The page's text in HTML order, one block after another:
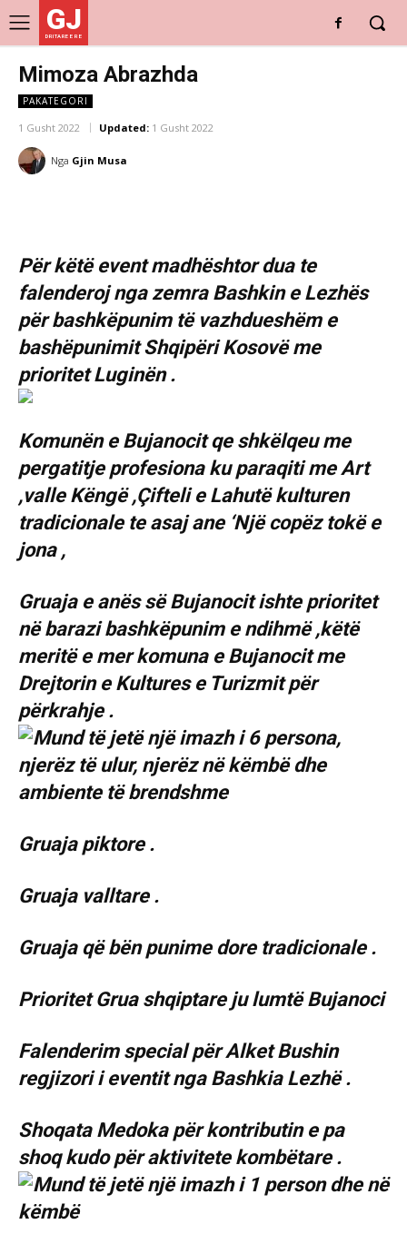
GJ
DRITARE E RE
Mimoza Abrazhda
PAKATEGORI
1 Gusht 2022 Updated: 1 Gusht 2022
Nga Gjin Musa
Për këtë event madhështor dua te
falenderoj nga zemra Bashkin e Lezhës
për bashkëpunim të vazhdueshëm e
bashëpunimit Shqipëri Kosovë me
prioritet Luginën .
Komunën e Bujanocit qe shkëlqeu me
pergatitje profesiona ku paraqiti me Art
,valle Këngë ,Çifteli e Lahutë kulturen
tradicionale te asaj ane ‘Një copëz tokë e
jona ,
Gruaja e anës së Bujanocit ishte prioritet
në barazi bashkëpunim e ndihmë ,këtë
meritë e mer komuna e Bujanocit me
Drejtorin e Kultures e Turizmit për
përkrahje .
Gruaja piktore .
Gruaja valltare .
Gruaja që bën punime dore tradicionale .
Prioritet Grua shqiptare ju lumtë Bujanoci
Falenderim special për Alket Bushin
regjizori i eventit nga Bashkia Lezhë .
Shoqata Medoka për kontributin e pa
shoq kudo për aktivitete kombëtare .